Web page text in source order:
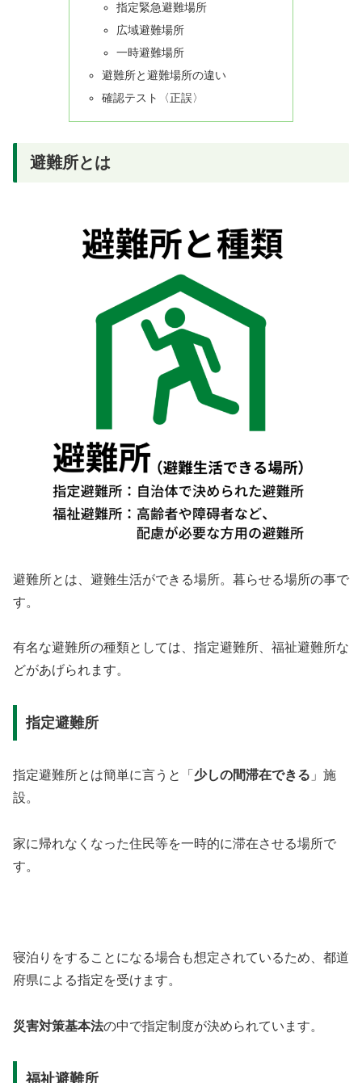
指定緊急避難場所
広域避難場所
一時避難場所
避難所と避難場所の違い
確認テスト〈正誤〉
避難所とは
避難所とは、避難生活ができる場所。暮らせる場所の事で
す。
有名な避難所の種類としては、指定避難所、福祉避難所な
どがあげられます。
指定避難所
指定避難所とは簡単に言うと「 少しの間滞在できる 」施
設。
家に帰れなくなった住民等を一時的に滞在させる場所で
す。
寝泊りをすることになる場合も想定されているため、都道
府県による指定を受けます。
災害対策基本法の中で指定制度が決められています。
福祉避難所